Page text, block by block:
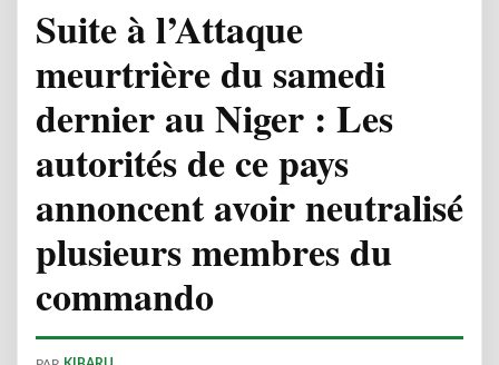
Suite à l’Attaque
meurtrière du samedi
dernier au Niger : Les
autorités de ce pays
annoncent avoir neutralisé
plusieurs membres du
commando